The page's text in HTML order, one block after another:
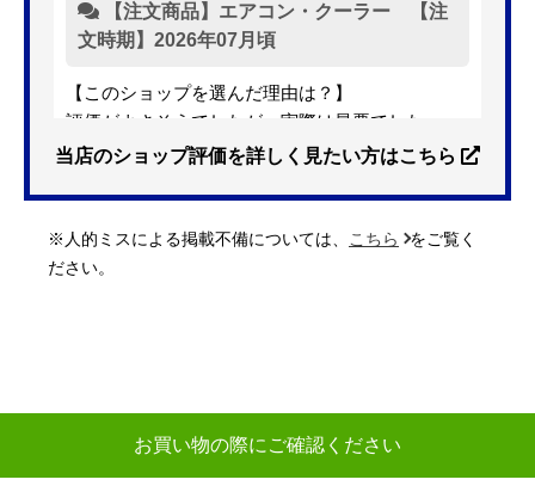
【注文商品】エアコン・クーラー 【注
文時期】2026年07月頃
【このショップを選んだ理由は？】
評価がよさそうでしたが、実際は最悪でした。
お店からの連絡は一度も無し。キャンセル済み。
【その他感想・コメント】
から連絡。その後もお店からの連絡無し。結局業
当店のショップ評価を詳しく見たい方はこちら
※人的ミスによる掲載不備については、 こちら
をご覧く
ださい。
お買い物の際にご確認ください